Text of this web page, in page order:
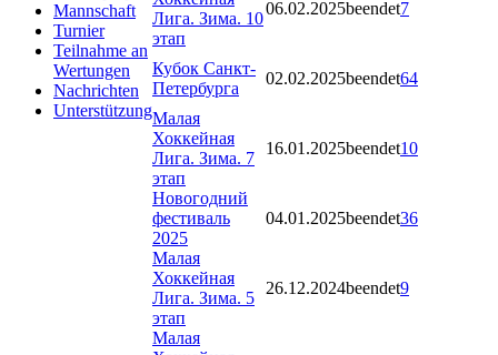
Mannschaft
Turnier
Teilnahme an
Wertungen
Nachrichten
Unterstützung
Лига. Зима. 10
этап
06.02.2025beendet7
Кубок Санкт-
Петербурга
02.02.2025beendet64
Малая
Хоккейная
Лига. Зима. 7
этап
16.01.2025beendet10
Новогодний
фестиваль
2025
04.01.2025beendet36
Малая
Хоккейная
Лига. Зима. 5
этап
26.12.2024beendet9
Малая